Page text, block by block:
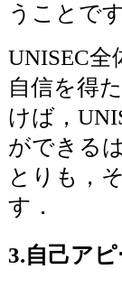
うこと
UNISEC
自信を得
けば，
ができる
とりも，
す．
3.自己ア